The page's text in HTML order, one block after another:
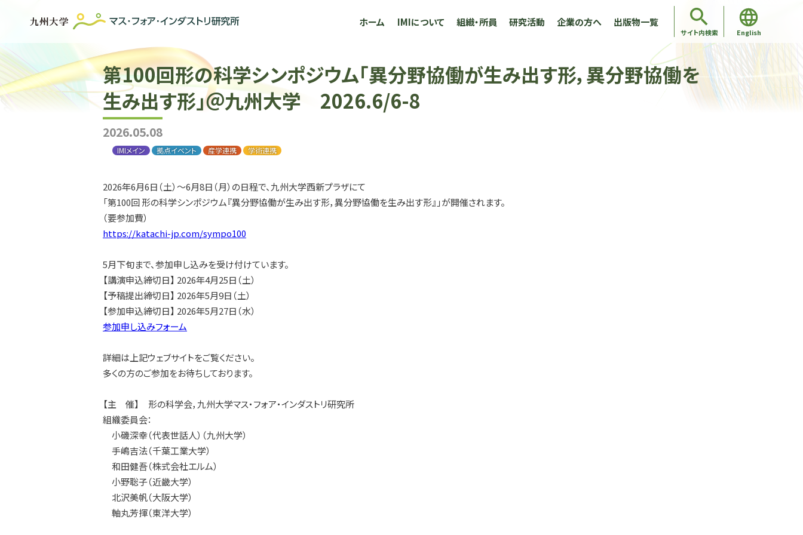
ホーム IMIについて 組織・所員 研究活動 企業の方へ 出版物一覧
サイト内検索 English
第100回形の科学シンポジウム「異分野協働が生み出す形，異分野協働を
生み出す形」＠九州大学 2026.6/6-8
2026.05.08
IMIメイン 拠点イベント 産学連携 学術連携
2026年6月6日（土）〜6月8日（月）の日程で、九州大学西新プラザにて
「第100回 形の科学シンポジウム『異分野協働が生み出す形，異分野協働を生み出す形』」が開催されます。
（要参加費）
https://katachi-jp.com/sympo100
5月下旬まで、参加申し込みを受け付けています。
【講演申込締切日】 2026年4月25日（土）
【予稿提出締切日】 2026年5月9日（土）
【参加申込締切日】 2026年5月27日（水）
参加申し込みフォーム
詳細は上記ウェブサイトをご覧ください。
多くの方のご参加をお待ちしております。
【主 催】 形の科学会，九州大学マス・フォア・インダストリ研究所
組織委員会：
小磯深幸（代表世話人）（九州大学）
手嶋吉法（千葉工業大学）
和田健吾（株式会社エルム）
小野聡子（近畿大学）
北沢美帆（大阪大学）
軸丸芳揮（東洋大学）